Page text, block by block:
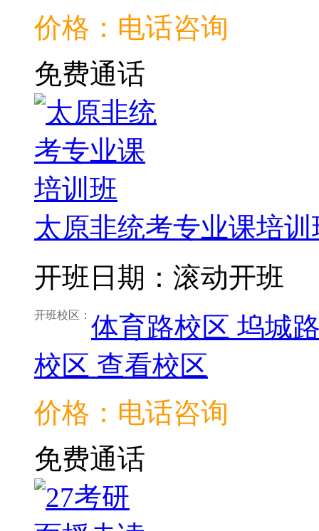
价格：电话咨询
免费通话
太原非统考专业课培训
开班日期：滚动开班
开班校区： 体育路校区 坞城
校区 查看校区
价格：电话咨询
免费通话